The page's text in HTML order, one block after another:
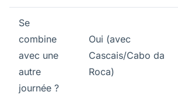
Se
combine
avec une
autre
journée ?
Oui (avec
Cascais/Cabo da
Roca)